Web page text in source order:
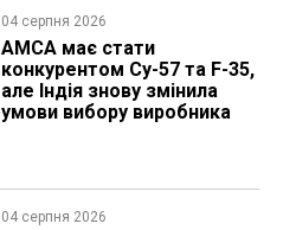
04 серпня 2026
AMCA має стати
конкурентом Су-57 та F-35,
але Індія знову змінила
умови вибору виробника
04 серпня 2026